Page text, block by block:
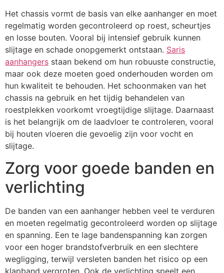
Het chassis vormt de basis van elke aanhanger en moet
regelmatig worden gecontroleerd op roest, scheurtjes
en losse bouten. Vooral bij intensief gebruik kunnen
slijtage en schade onopgemerkt ontstaan. Saris
aanhangers staan bekend om hun robuuste constructie,
maar ook deze moeten goed onderhouden worden om
hun kwaliteit te behouden. Het schoonmaken van het
chassis na gebruik en het tijdig behandelen van
roestplekken voorkomt vroegtijdige slijtage. Daarnaast
is het belangrijk om de laadvloer te controleren, vooral
bij houten vloeren die gevoelig zijn voor vocht en
slijtage.
Zorg voor goede banden en
verlichting
De banden van een aanhanger hebben veel te verduren
en moeten regelmatig gecontroleerd worden op slijtage
en spanning. Een te lage bandenspanning kan zorgen
voor een hoger brandstofverbruik en een slechtere
wegligging, terwijl versleten banden het risico op een